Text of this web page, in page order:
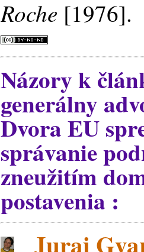
Roche [1976].
Názory k
generálny
Dvora EU
správanie
zneužitím
postavenia :
Juraj